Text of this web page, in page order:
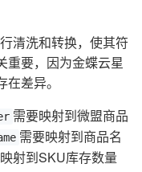
清洗和转换，使其符
重要，因为金蝶云星
差异。
需要映射到微盟商品
需要映射到商品名
射到SKU库存数量